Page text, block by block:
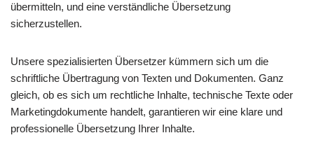
übermitteln, und eine verständliche Übersetzung
sicherzustellen.
Unsere spezialisierten Übersetzer kümmern sich um die
schriftliche Übertragung von Texten und Dokumenten. Ganz
gleich, ob es sich um rechtliche Inhalte, technische Texte oder
Marketingdokumente handelt, garantieren wir eine klare und
professionelle Übersetzung Ihrer Inhalte.